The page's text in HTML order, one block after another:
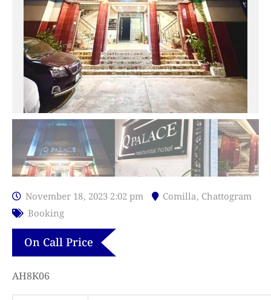
November 18, 2023 2:02 pm Comilla, Chattogram
Booking
On Call Price
AH8K06